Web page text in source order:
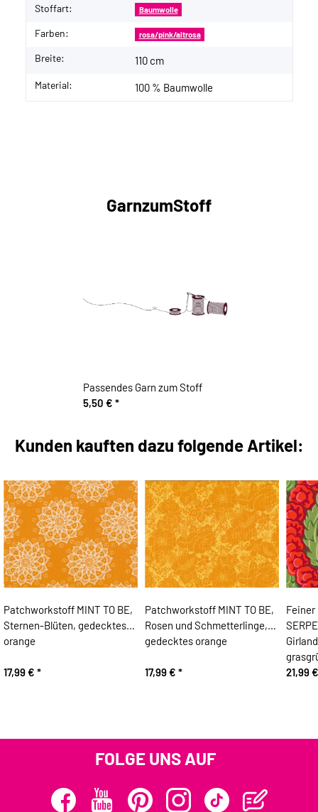
Stoffart: Baumwolle
Farben: rosa/pink/altrosa
Breite: 110 cm
Material: 100 % Baumwolle
GarnzumStoff
Passendes Garn zum Stoff
5,50 € *
Kunden kauften dazu folgende Artikel:
Patchworkstoff MINT TO BE,
Sternen-Blüten, gedecktes
orange
17,99 € *
Patchworkstoff MINT TO BE,
Rosen und Schmetterlinge,
gedecktes orange
17,99 € *
21,99
FOLGE UNS AUF